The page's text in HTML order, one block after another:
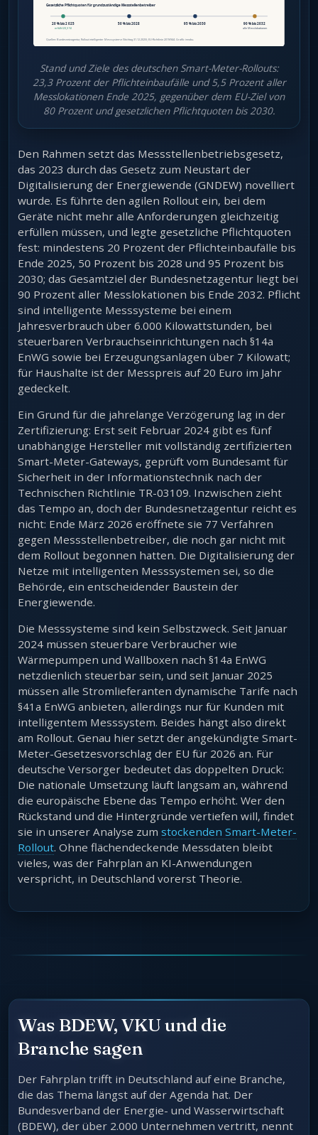
Stand und Ziele des deutschen Smart-Meter-Rollouts:
23,3 Prozent der Pflichteinbaufälle und 5,5 Prozent aller
Messlokationen Ende 2025, gegenüber dem EU-Ziel von
80 Prozent und gesetzlichen Pflichtquoten bis 2030.
Den Rahmen setzt das Messstellenbetriebsgesetz,
das 2023 durch das Gesetz zum Neustart der
Digitalisierung der Energiewende (GNDEW) novelliert
wurde. Es führte den agilen Rollout ein, bei dem
Geräte nicht mehr alle Anforderungen gleichzeitig
erfüllen müssen, und legte gesetzliche Pflichtquoten
fest: mindestens 20 Prozent der Pflichteinbaufälle bis
Ende 2025, 50 Prozent bis 2028 und 95 Prozent bis
2030; das Gesamtziel der Bundesnetzagentur liegt bei
90 Prozent aller Messlokationen bis Ende 2032. Pflicht
sind intelligente Messsysteme bei einem
Jahresverbrauch über 6.000 Kilowattstunden, bei
steuerbaren Verbrauchseinrichtungen nach §14a
EnWG sowie bei Erzeugungsanlagen über 7 Kilowatt;
für Haushalte ist der Messpreis auf 20 Euro im Jahr
gedeckelt.
Ein Grund für die jahrelange Verzögerung lag in der
Zertifizierung: Erst seit Februar 2024 gibt es fünf
unabhängige Hersteller mit vollständig zertifizierten
Smart-Meter-Gateways, geprüft vom Bundesamt für
Sicherheit in der Informationstechnik nach der
Technischen Richtlinie TR-03109. Inzwischen zieht
das Tempo an, doch der Bundesnetzagentur reicht es
nicht: Ende März 2026 eröffnete sie 77 Verfahren
gegen Messstellenbetreiber, die noch gar nicht mit
dem Rollout begonnen hatten. Die Digitalisierung der
Netze mit intelligenten Messsystemen sei, so die
Behörde, ein entscheidender Baustein der
Energiewende.
Die Messsysteme sind kein Selbstzweck. Seit Januar
2024 müssen steuerbare Verbraucher wie
Wärmepumpen und Wallboxen nach §14a EnWG
netzdienlich steuerbar sein, und seit Januar 2025
müssen alle Stromlieferanten dynamische Tarife nach
§41a EnWG anbieten, allerdings nur für Kunden mit
intelligentem Messsystem. Beides hängt also direkt
am Rollout. Genau hier setzt der angekündigte Smart-
Meter-Gesetzesvorschlag der EU für 2026 an. Für
deutsche Versorger bedeutet das doppelten Druck:
Die nationale Umsetzung läuft langsam an, während
die europäische Ebene das Tempo erhöht. Wer den
Rückstand und die Hintergründe vertiefen will, findet
sie in unserer Analyse zum stockenden Smart-Meter-
Rollout. Ohne flächendeckende Messdaten bleibt
vieles, was der Fahrplan an KI-Anwendungen
verspricht, in Deutschland vorerst Theorie.
Was BDEW, VKU und die
Branche sagen
Der Fahrplan trifft in Deutschland auf eine Branche,
die das Thema längst auf der Agenda hat. Der
Bundesverband der Energie- und Wasserwirtschaft
(BDEW), der über 2.000 Unternehmen vertritt, nennt